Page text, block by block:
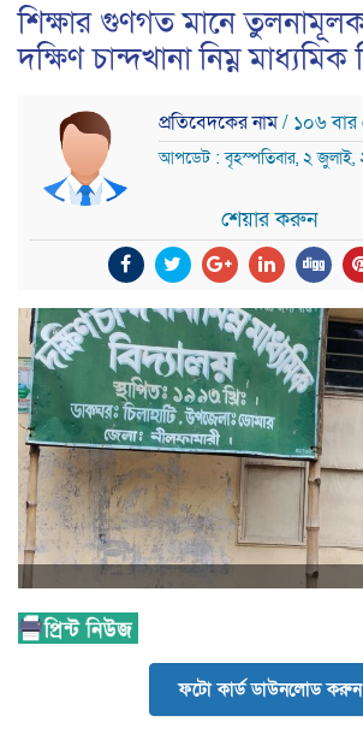
শিক্ষার গুণগত মানে
দক্ষিণ চান্দখানা নিম্ন মাধ্যমিক
প্রতিবেদকের নাম/ ১০৬ বার
আপডেট : বৃহস্পতিবার, ২ জুলাই,
শেয়ার করুন
ফটো কার্ড ডাউনলোড করুন